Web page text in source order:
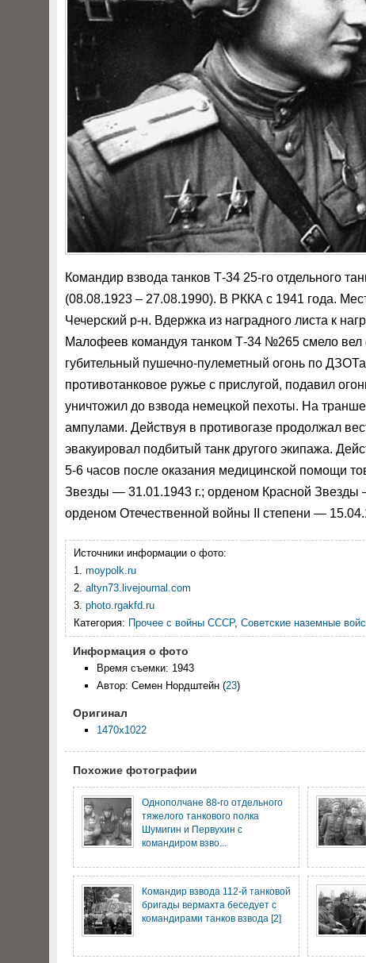
Командир взвода танков Т-34 25-го отдельного
(08.08.1923 – 27.08.1990). В РККА с 1941 года.
Чечерский р-н. Вдержка из наградного листа к
Малофеев командуя танком Т-34 №265 смело вел
губительный пушечно-пулеметный огонь по
противотанковое ружье с прислугой, подавил
уничтожил до взвода немецкой пехоты. На
ампулами. Действуя в противогазе продолжал
эвакуировал подбитый танк другого экипажа.
5-6 часов после оказания медицинской помощи
Звезды — 31.01.1943 г.; орденом Красной
орденом Отечественной войны II степени —
Источники информации о фото:
1. moypolk.ru
2. altyn73.livejournal.com
3. photo.rgakfd.ru
Категория: Прочее с войны СССР, Советские наземные
Информация о фото
Время съемки: 1943
Автор: Семен Нордштейн (23)
Оригинал
1470x1022
Похожие фотографии
Однополчане 88-го отдельного
тяжелого танкового полка
Шумигин и Первухин с
командиром взво...
Командир взвода 112-й танковой
бригады вермахта беседует с
командирами танков взвода [2]